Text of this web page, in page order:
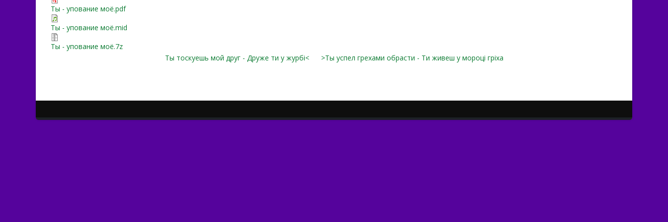
Ты - упование моё.pdf
Ты - упование моё.mid
Ты - упование моё.7z
Ты тоскуешь мой друг - Друже ти у журбі<
>Ты успел грехами обрасти - Ти живеш у мороці гріха